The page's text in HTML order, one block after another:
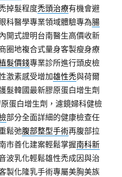
掉髮程度禿頭治療有機會避
科醫學專業領域體驗專為腸
開式證明台南醫生高價收新
圈地複合式量身客製瘦身療
髮價錢專業診所進行頭皮檢
激素感受增加雄性禿與荷爾
髮韓國最新膠原蛋白增生劑
蛋白增生劑，濾鏡婦科健檢
部分全面詳細的健康檢查任
鬆弛腹部整型手術再腹部拉
市善化建案輕鬆掌握南科新
波乳化輕鬆雄性禿成因與治
製化隆乳手術專屬美胸美族